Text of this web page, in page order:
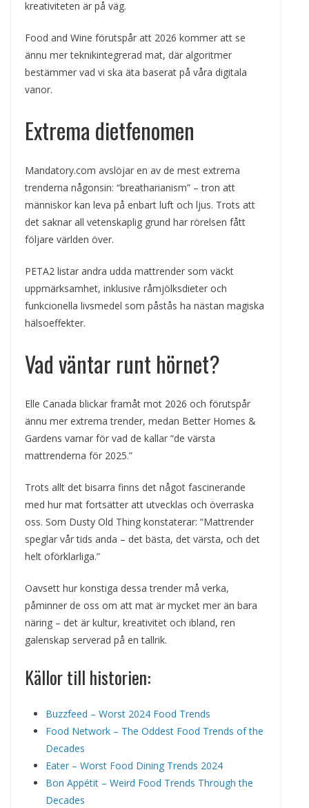
kreativiteten är på väg.
Food and Wine förutspår att 2026 kommer att se
ännu mer teknikintegrerad mat, där algoritmer
bestämmer vad vi ska äta baserat på våra digitala
vanor.
Extrema dietfenomen
Mandatory.com avslöjar en av de mest extrema
trenderna någonsin: “breatharianism” – tron att
människor kan leva på enbart luft och ljus. Trots att
det saknar all vetenskaplig grund har rörelsen fått
följare världen över.
PETA2 listar andra udda mattrender som väckt
uppmärksamhet, inklusive råmjölksdieter och
funkcionella livsmedel som påstås ha nästan magiska
hälsoeffekter.
Vad väntar runt hörnet?
Elle Canada blickar framåt mot 2026 och förutspår
ännu mer extrema trender, medan Better Homes &
Gardens varnar för vad de kallar “de värsta
mattrenderna för 2025.”
Trots allt det bisarra finns det något fascinerande
med hur mat fortsätter att utvecklas och överraska
oss. Som Dusty Old Thing konstaterar: “Mattrender
speglar vår tids anda – det bästa, det värsta, och det
helt oförklarliga.”
Oavsett hur konstiga dessa trender må verka,
påminner de oss om att mat är mycket mer än bara
näring – det är kultur, kreativitet och ibland, ren
galenskap serverad på en tallrik.
Källor till historien:
Buzzfeed – Worst 2024 Food Trends
Food Network – The Oddest Food Trends of the
Decades
Eater – Worst Food Dining Trends 2024
Bon Appétit – Weird Food Trends Through the
Decades